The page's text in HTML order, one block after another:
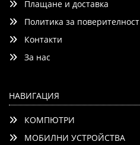
Плащане и доставка
Политика за поверителност
Контакти
За нас
НАВИГАЦИЯ
КОМПЮТРИ
МОБИЛНИ УСТРОЙСТВА